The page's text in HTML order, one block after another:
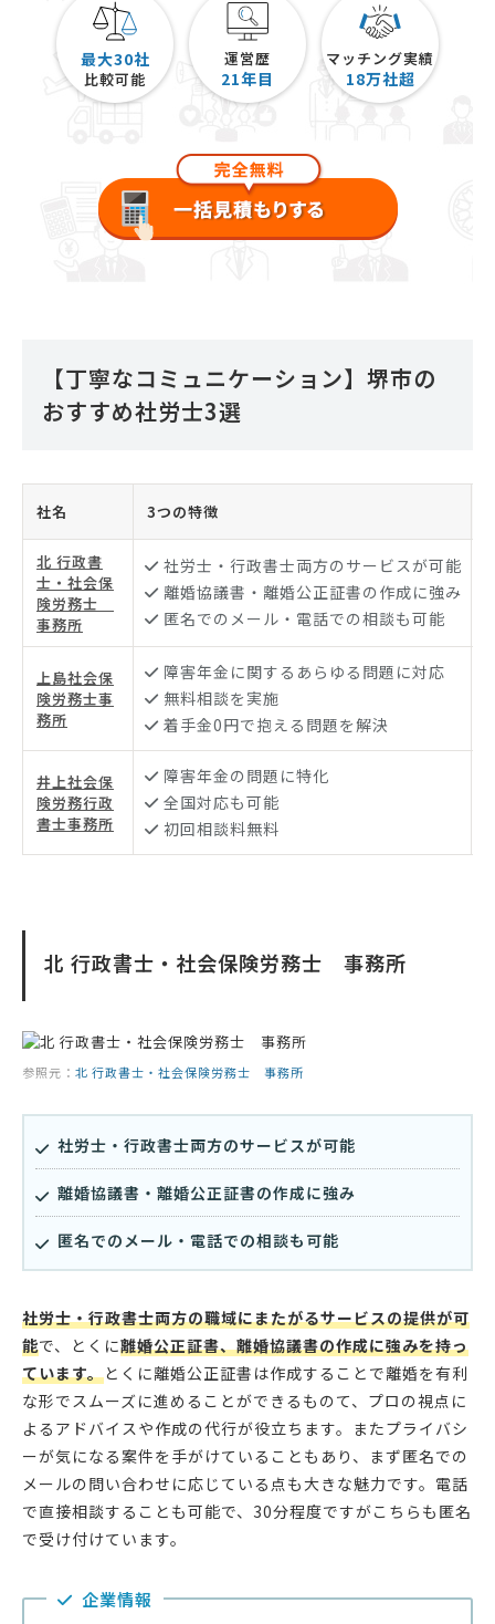
最大30社
比較可能
運営歴
21年目
マッチング実績
18万社超
【丁寧なコミュニケーション】堺市の
おすすめ社労士3選
社名 3つの特徴
北 行政書
士・社会保
険労務士
事務所
社労士・行政書士両方のサービスが可能
離婚協議書・離婚公正証書の作成に強み
匿名でのメール・電話での相談も可能
上島社会保
険労務士事
務所
障害年金に関するあらゆる問題に対応
無料相談を実施
着手金0円で抱える問題を解決
井上社会保
険労務行政
書士事務所
障害年金の問題に特化
全国対応も可能
初回相談料無料
北 行政書士・社会保険労務士 事務所
参照元： 北 行政書士・社会保険労務士 事務所
社労士・行政書士両方のサービスが可能
離婚協議書・離婚公正証書の作成に強み
匿名でのメール・電話での相談も可能
社労士・行政書士両方の職域にまたがるサービスの提供が可
能で、とくに離婚公正証書、離婚協議書の作成に強みを持っ
ています。とくに離婚公正証書は作成することで離婚を有利
な形でスムーズに進めることができるものて、プロの視点に
よるアドバイスや作成の代行が役立ちます。またプライバシ
ーが気になる案件を手がけていることもあり、まず匿名での
メールの問い合わせに応じている点も大きな魅力です。電話
で直接相談することも可能で、30分程度ですがこちらも匿名
で受け付けています。
企業情報